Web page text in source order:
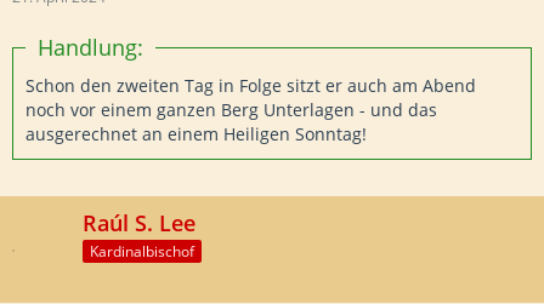
Handlung:
Schon den zweiten Tag in Folge sitzt er auch am Abend
noch vor einem ganzen Berg Unterlagen - und das
ausgerechnet an einem Heiligen Sonntag!
Raúl S. Lee
Kardinalbischof